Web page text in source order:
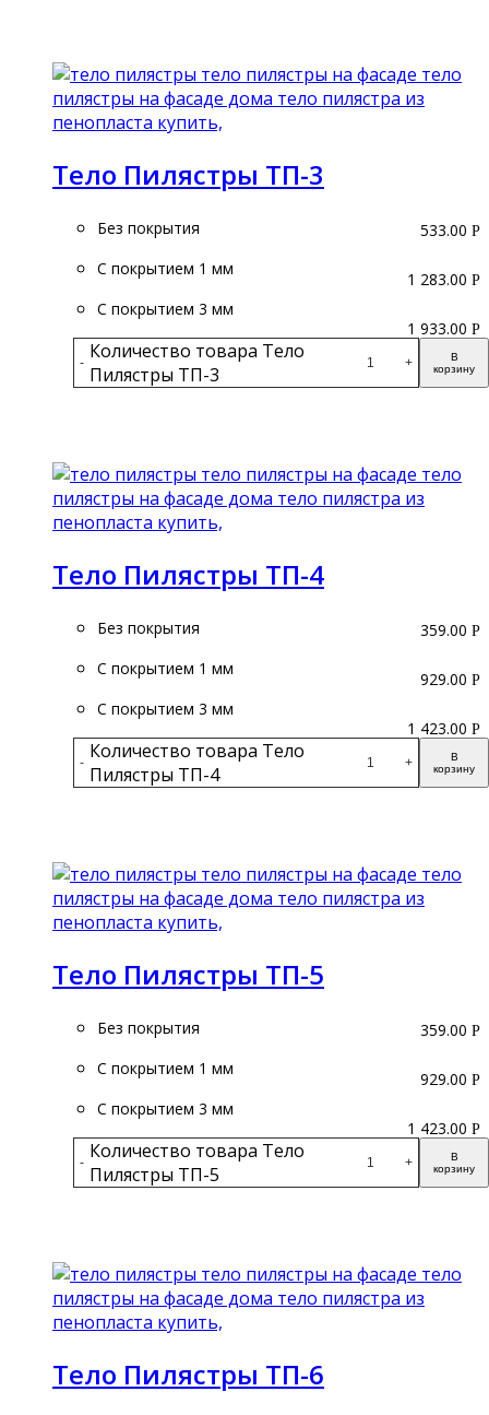
Тело Пилястры ТП-3
Без покрытия
С покрытием 1 мм
С покрытием 3 мм
- Количество товара Тело
Пилястры ТП-3
+
В
корзину
533.00 Р
1 283.00 Р
1 933.00 Р
Тело Пилястры ТП-4
Без покрытия
С покрытием 1 мм
С покрытием 3 мм
- Количество товара Тело
Пилястры ТП-4
+
В
корзину
359.00 Р
929.00 Р
1 423.00 Р
Тело Пилястры ТП-5
Без покрытия
С покрытием 1 мм
С покрытием 3 мм
- Количество товара Тело
Пилястры ТП-5
+
В
корзину
359.00 Р
929.00 Р
1 423.00 Р
Тело Пилястры ТП-6